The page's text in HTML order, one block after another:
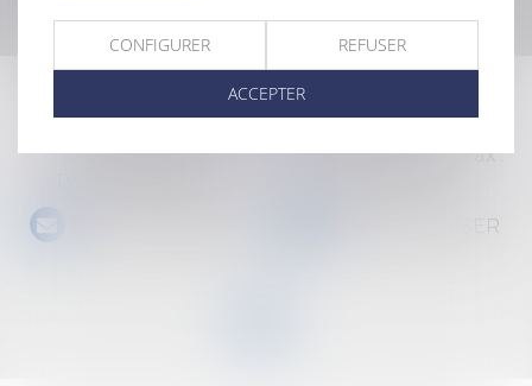
GASPARRI & LOMBARD AVOCATS
59 rue Grignan
Tél :04 91 33 04 11 - Fax :
NOUS LOCALISER
CONFIGURER REFUSER
ACCEPTER